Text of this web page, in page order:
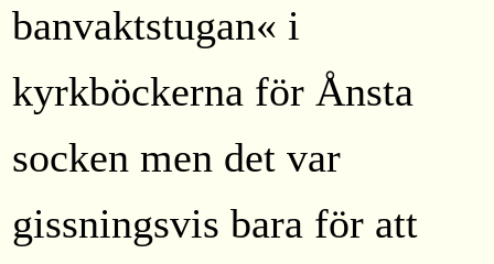
banvaktstugan« i
kyrkböckerna för Ånsta
socken men det var
gissningsvis bara för att